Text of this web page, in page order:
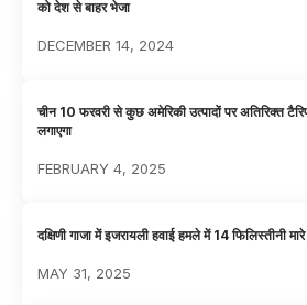
को देश से बाहर भेजा
DECEMBER 14, 2024
चीन 10 फरवरी से कुछ अमेरिकी उत्पादों पर अतिरिक्त
लगाएगा
FEBRUARY 4, 2025
दक्षिणी गाजा में इजरायली हवाई हमले में 14 फिलिस्तीनी
MAY 31, 2025